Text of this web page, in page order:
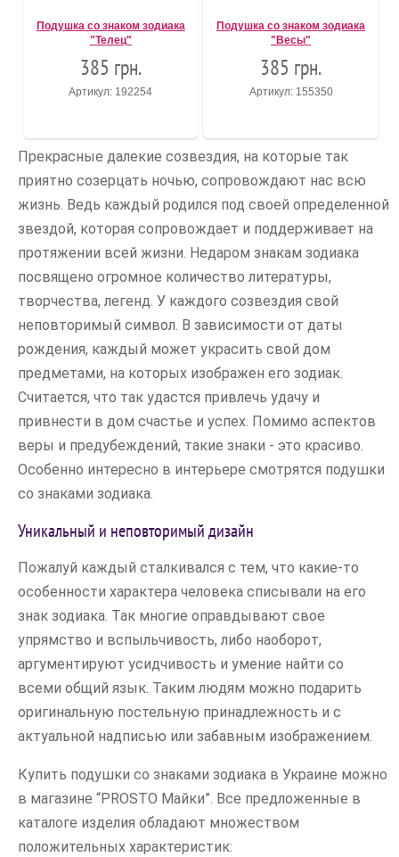
Подушка со знаком зодиака
"Телец"
385 грн.
Артикул: 192254
Подушка со знаком зодиака
"Весы"
385 грн.
Артикул: 155350
Прекрасные далекие созвездия, на которые так
приятно созерцать ночью, сопровождают нас всю
жизнь. Ведь каждый родился под своей определенной
звездой, которая сопровождает и поддерживает на
протяжении всей жизни. Недаром знакам зодиака
посвящено огромное количество литературы,
творчества, легенд. У каждого созвездия свой
неповторимый символ. В зависимости от даты
рождения, каждый может украсить свой дом
предметами, на которых изображен его зодиак.
Считается, что так удастся привлечь удачу и
привнести в дом счастье и успех. Помимо аспектов
веры и предубеждений, такие знаки - это красиво.
Особенно интересно в интерьере смотрятся подушки
со знаками зодиака.
Уникальный и неповторимый дизайн
Пожалуй каждый сталкивался с тем, что какие-то
особенности характера человека списывали на его
знак зодиака. Так многие оправдывают свое
упрямство и вспыльчивость, либо наоборот,
аргументируют усидчивость и умение найти со
всеми общий язык. Таким людям можно подарить
оригинальную постельную принадлежность и с
актуальной надписью или забавным изображением.
Купить подушки со знаками зодиака в Украине можно
в магазине “PROSTO Майки”. Все предложенные в
каталоге изделия обладают множеством
положительных характеристик: